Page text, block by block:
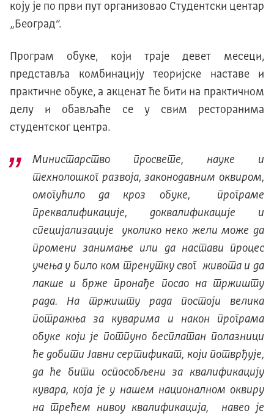
коју је по први пут организовао Студентски центар
„Београд“.
Програм обуке, који траје девет месеци,
представља комбинацију теоријске наставе и
практичне обуке, а акценат ће бити на практичном
делу и обављаће се у свим ресторанима
студентског центра.
Министарство просвете, науке и
технолошког развоја, законодавним оквиром,
омогућило да кроз обуке, програме
преквалификације, доквалификације и
специјализације уколико неко жели може да
промени занимање или да настави процес
учења у било ком тренутку свог живота и да
лакше и брже пронађе посао на тржишту
рада. На тржишту рада постоји велика
потражња за куварима и након програма
обуке који је потпуно бесплатан полазници
ће добити Јавни сертификат, који потврђује,
да ће бити оспособљени за квалификацију
кувара, која је у нашем националном оквиру
на трећем нивоу квалификација, навео је